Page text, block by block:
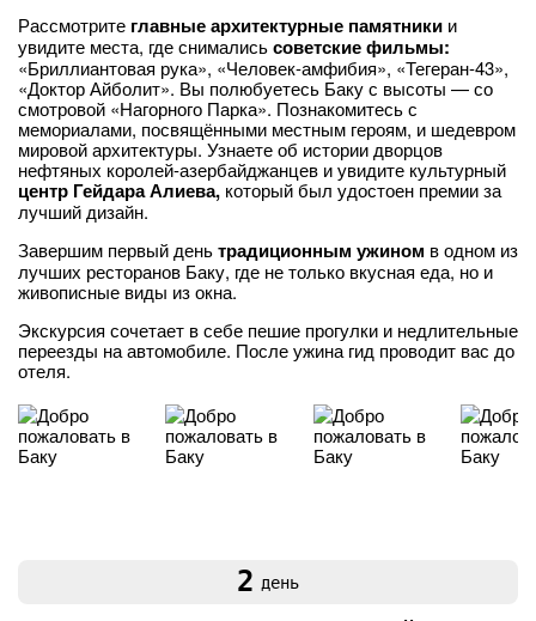
Рассмотрите главные архитектурные памятники и
увидите места, где снималисьсоветские фильмы:
«Бриллиантовая рука», «Человек-амфибия», «Тегеран-43»,
«Доктор Айболит». Вы полюбуетесь Баку с высоты — со
смотровой «Нагорного Парка». Познакомитесь с
мемориалами, посвящёнными местным героям, и шедевром
мировой архитектуры. Узнаете об истории дворцов
нефтяных королей-азербайджанцев и увидите культурный
центр Гейдара Алиева, который был удостоен премии за
лучший дизайн.
Завершим первый деньтрадиционным ужином в одном из
лучших ресторанов Баку, где не только вкусная еда, но и
живописные виды из окна.
Экскурсия сочетает в себе пешие прогулки и недлительные
переезды на автомобиле. После ужина гид проводит вас до
отеля.
2 день